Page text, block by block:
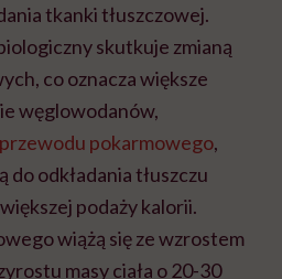
tkanki tłuszczowej.
skutkuje zmianą
co oznacza większe
węglowodanów,
przewodu pokarmowego,
do odkładania tłuszczu
podaży kalorii.
wiążą się ze wzrostem
masy ciała o 20-30